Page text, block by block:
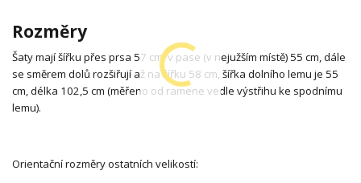
Rozměry
Šaty mají šířku přes prsa 57 cm, v pase (v nejužším místě) 55 cm, dále
se směrem dolů rozšiřují až na šířku 58 cm, šířka dolního lemu je 55
cm, délka 102,5 cm (měřeno od ramene vedle výstřihu ke spodnímu
lemu).
Orientační rozměry ostatních velikostí: